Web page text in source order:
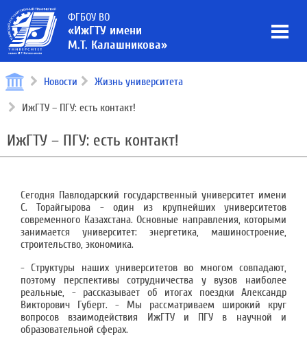
ФГБОУ ВО
«ИжГТУ имени
М.Т. Калашникова»
Новости Жизнь университета
ИжГТУ – ПГУ: есть контакт!
ИжГТУ – ПГУ: есть контакт!
Сегодня Павлодарский государственный университет имени
С. Торайгырова - один из крупнейших университетов
современного Казахстана. Основные направления, которыми
занимается университет: энергетика, машиностроение,
строительство, экономика.
- Структуры наших университетов во многом совпадают,
поэтому перспективы сотрудничества у вузов наиболее
реальные, - рассказывает об итогах поездки Александр
Викторович Губерт. - Мы рассматриваем широкий круг
вопросов взаимодействия ИжГТУ и ПГУ в научной и
образовательной сферах.